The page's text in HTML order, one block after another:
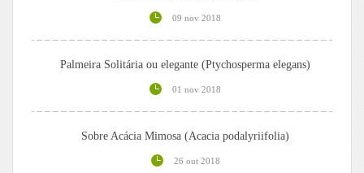
09 nov 2018
Palmeira Solitária ou elegante (Ptychosperma elegans)
01 nov 2018
Sobre Acácia Mimosa (Acacia podalyriifolia)
26 out 2018